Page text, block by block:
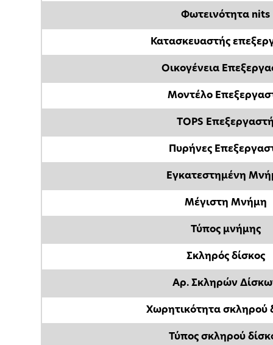
Φωτεινότητα nits
Κατασκευαστής
Οικογένεια
Μοντέλο
TOPS Επεξεργαστή
Πυρήνες
Εγκατεστημένη
Μέγιστη Μνήμη
Τύπος μνήμης
Σκληρός δίσκος
Αρ. Σκληρών
Χωρητικότητα σκληρού
Τύπος σκληρού